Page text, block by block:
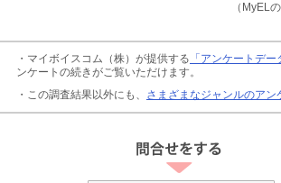
（MyEL
・マイボイスコム（株）が提供する 「アンケートデ
ンケートの続きがご覧いただけます。
・この調査結果以外にも、 さまざまなジャンルのアン